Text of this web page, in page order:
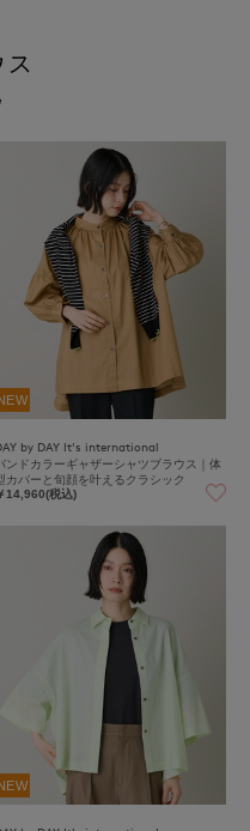
NEW
by DAY It's international
ンドカラーギャザーシャツブラウス｜体
カバーと旬顔を叶えるクラシック
14,960(税込)
NEW